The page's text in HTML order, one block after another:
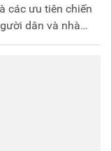
các ưu tiên chiến
dân và nhà
ngoài; đặt ra các